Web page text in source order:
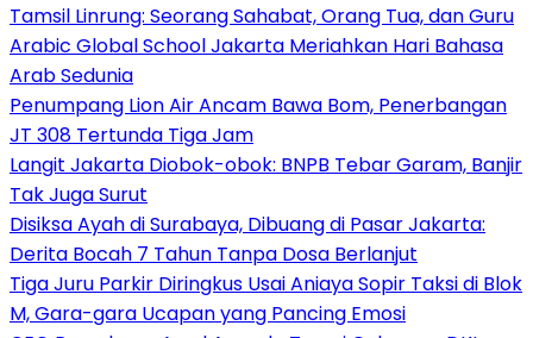
Tamsil Linrung: Seorang Sahabat, Orang Tua, dan Guru
Arabic Global School Jakarta Meriahkan Hari Bahasa
Arab Sedunia
Penumpang Lion Air Ancam Bawa Bom, Penerbangan
JT 308 Tertunda Tiga Jam
Langit Jakarta Diobok-obok: BNPB Tebar Garam, Banjir
Tak Juga Surut
Disiksa Ayah di Surabaya, Dibuang di Pasar Jakarta:
Derita Bocah 7 Tahun Tanpa Dosa Berlanjut
Tiga Juru Parkir Diringkus Usai Aniaya Sopir Taksi di Blok
M, Gara-gara Ucapan yang Pancing Emosi